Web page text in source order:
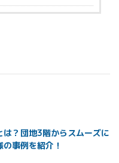
？団地3階からスムーズに
事例を紹介！